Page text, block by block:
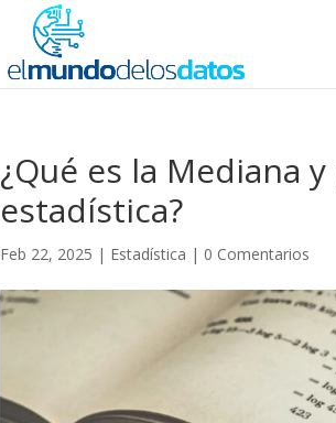
¿Qué es la Mediana
estadística?
Feb 22, 2025 | Estadística | 0 Comentarios